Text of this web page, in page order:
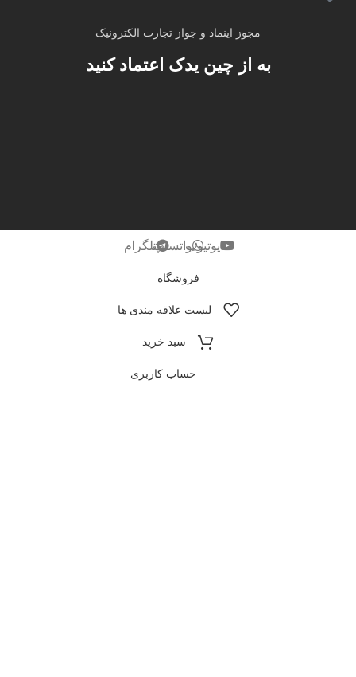
مجوز اینماد و جواز تجارت الکترونیک
به از چین یدک اعتماد کنید
یوتیوبواتساپتلگرام
فروشگاه
لیست علاقه مندی ها
سبد خرید
حساب کاربری